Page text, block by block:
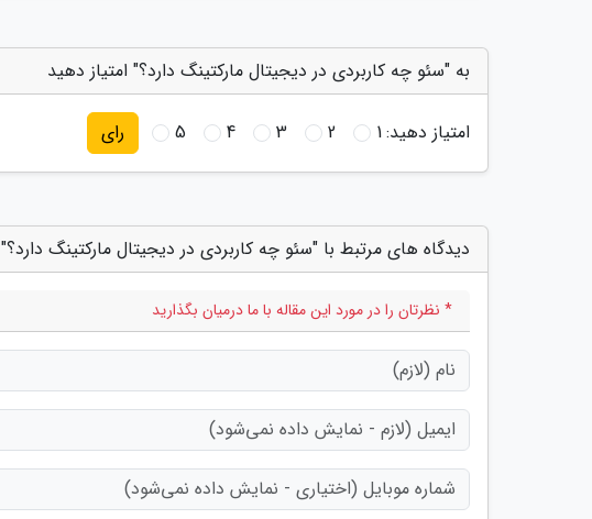
به "سئو چه کاربردی در دیجیتال مارکتینگ دارد؟" امتیاز دهید
امتیاز دهید:1
2
3
4
5 رای
دیدگاه های مرتبط با "سئو چه کاربردی در دیجیتال مارکتینگ دارد؟"
* نظرتان را در مورد این مقاله با ما درمیان بگذارید